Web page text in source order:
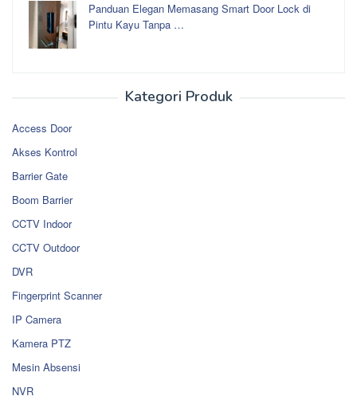
Panduan Elegan Memasang Smart Door Lock di
Pintu Kayu Tanpa …
Kategori Produk
Access Door
Akses Kontrol
Barrier Gate
Boom Barrier
CCTV Indoor
CCTV Outdoor
DVR
Fingerprint Scanner
IP Camera
Kamera PTZ
Mesin Absensi
NVR